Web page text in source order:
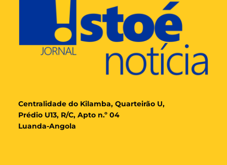
Centralidade do Kilamba, Quarteirão U,
Prédio U13, R/C, Apto n.º 04
Luanda-Angola